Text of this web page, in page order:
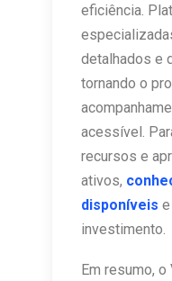
eficiência.
detalhados e
tornando o
acessível.
recursos e
ativos,
disponíveis
investimento.
Em resumo,